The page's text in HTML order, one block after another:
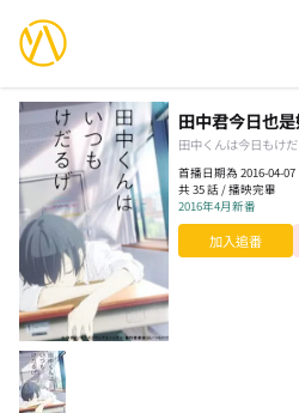
YourAnimes 你的動畫
田中君今日也
田中くんは今日もけ
首播日期為 2016-04-07
共 35 話 / 播映完畢
2016年4月新番
加入追番